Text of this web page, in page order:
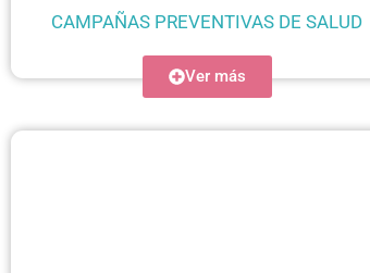
CAMPAÑAS PREVENTIVAS DE SALUD
Ver más